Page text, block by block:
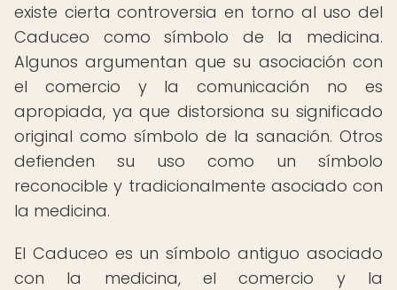
existe cierta controversia en torno al uso del
Caduceo como símbolo de la medicina.
Algunos argumentan que su asociación con
el comercio y la comunicación no es
apropiada, ya que distorsiona su significado
original como símbolo de la sanación. Otros
defienden su uso como un símbolo
reconocible y tradicionalmente asociado con
la medicina.
El Caduceo es un símbolo antiguo asociado
con la medicina, el comercio y la